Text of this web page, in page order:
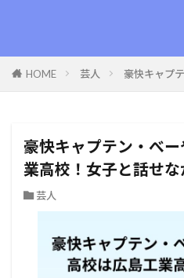
HOME 芸人 豪快キャプ
豪快キャプテン・べ
業高校！女子と話せ
芸人